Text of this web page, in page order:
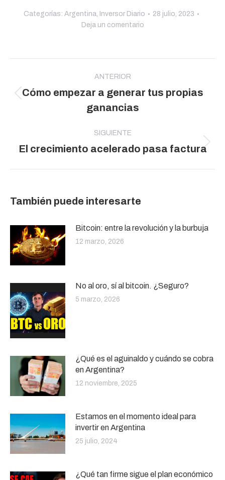
Categorías: Argentina Inversor Diario
28 julio, 2023
Deja un comentario
publicaciones
ANTERIOR
Publicación
anterior:
Cómo empezar a generar tus propias
ganancias
SIGUIENTE
Publicación
El crecimiento acelerado pasa factura
También puede interesarte
Bitcoin: entre la revolución y la burbuja
12 marzo, 2026
No al oro, sí al bitcoin. ¿Seguro?
5 marzo, 2026
¿Qué es el aguinaldo y cuándo se cobra
en Argentina?
12 noviembre, 2025
Estamos en el momento ideal para
invertir en Argentina
25 julio, 2024
¿Qué tan firme sigue el plan económico